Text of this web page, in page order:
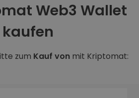
Web3 Wallet
kaufen
zum Kauf von mit Kriptomat: